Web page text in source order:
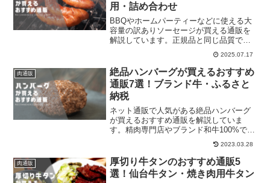
用・詰め合わせ
BBQやホームパーティーなどに使える大
容量の訳ありソーセージが買える通販を
解説しています。正規品と同じ品質で安
く買えるのが訳ありの良いところです。
2025.07.17
肉通販
絶品ハンバーグが買えるおすすめ
通販7選！ブランド牛・ふるさと
納税
ネット通販で人気がある絶品ハンバーグ
が買えるおすすめ通販を解説していま
す。精肉専門店やブランド和牛100%で作
られた絶品ハンバーグを比較しましょ
2023.03.28
肉通販
厚切り牛タンのおすすめ通販5
選！仙台牛タン・焼き肉用牛タン